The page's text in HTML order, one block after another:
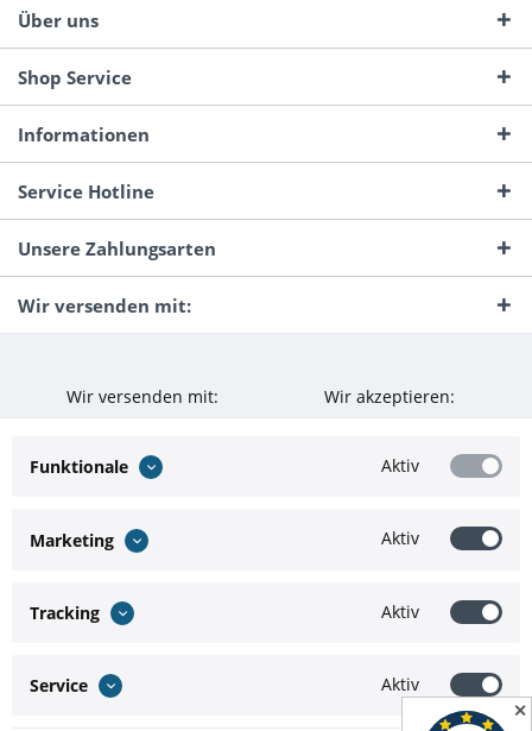
✕
Über uns
Shop Service
Informationen
Service Hotline
Unsere Zahlungsarten
Wir versenden mit:
Wir versenden mit: Wir akzeptieren:
Funktionale Aktiv
Marketing Aktiv
Tracking Aktiv
Service Aktiv